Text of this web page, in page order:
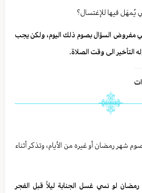
يُمهَل فيها للإغتسال؟
في مفروض السؤال بصوم ذلك اليوم، ولكن يجب
التأخير الى وقت الصلاة.
شهر رمضان أو غيره من الأيام، وتذكر أثناء
لو نسي غسل الجنابة ليلاً قبل الفجر